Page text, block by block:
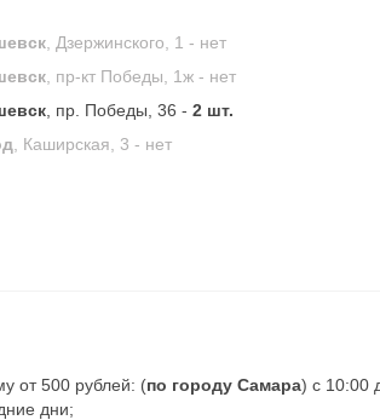
, Дзержинского, 1 - нет
, пр-кт Победы, 1ж - нет
, пр. Победы, 36 -2 шт.
, Каширская, 3 - нет
от 500 рублей: (по городу Самара) с 10:00
дни;